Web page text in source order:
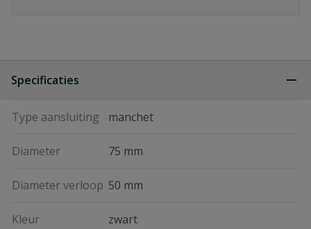
Specificaties
Type aansluiting manchet
Diameter 75 mm
Diameter verloop 50 mm
Kleur zwart